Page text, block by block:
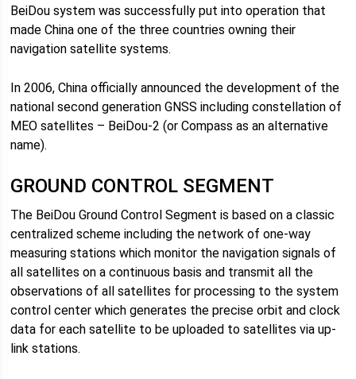
BeiDou system was successfully put into operation that
made China one of the three countries owning their
navigation satellite systems.
In 2006, China officially announced the development of the
national second generation GNSS including constellation of
MEO satellites – BeiDou-2 (or Compass as an alternative
name).
GROUND CONTROL SEGMENT
The BeiDou Ground Control Segment is based on a classic
centralized scheme including the network of one-way
measuring stations which monitor the navigation signals of
all satellites on a continuous basis and transmit all the
observations of all satellites for processing to the system
control center which generates the precise orbit and clock
data for each satellite to be uploaded to satellites via up-
link stations.